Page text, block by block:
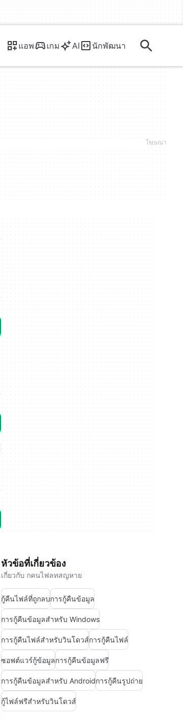
แอพ เกม AI นักพัฒนา
หัวข้อที่เกี่ยวข้อง
เกี่ยวกับ กคนไฟลทสญหาย
กู้คืนไฟล์ที่ถูกลบการกู้คืนข้อมูล
การกู้คืนข้อมูลสำหรับ Windows
การกู้คืนไฟล์สำหรับวินโดวส์การกู้คืนไฟล์
ซอฟต์แวร์กู้ข้อมูลการกู้คืนข้อมูลฟรี
การกู้คืนข้อมูลสำหรับ Androidการกู้คืนรูปถ่าย
กู้ไฟล์ฟรีสำหรับวินโดวส์